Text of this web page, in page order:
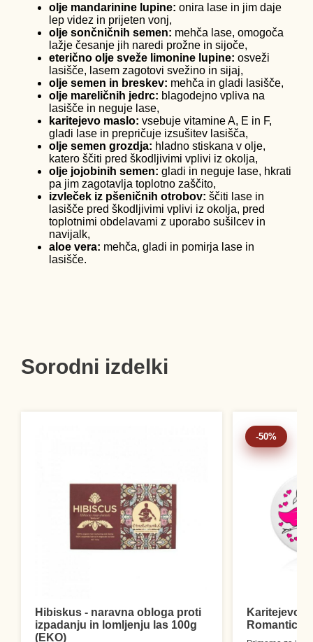
olje mandarinine lupine: onira lase in jim daje
lep videz in prijeten vonj,
olje sončničnih semen: mehča lase, omogoča
lažje česanje jih naredi prožne in sijoče,
eterično olje sveže limonine lupine: osveži
lasišče, lasem zagotovi svežino in sijaj,
olje semen in breskev: mehča in gladi lasišče,
olje mareličnih jedrc: blagodejno vpliva na
lasišče in neguje lase,
karitejevo maslo: vsebuje vitamine A, E in F,
gladi lase in prepričuje izsušitev lasišča,
olje semen grozdja: hladno stiskana v olje,
katero ščiti pred škodljivimi vplivi iz okolja,
olje jojobinih semen: gladi in neguje lase, hkrati
pa jim zagotavlja toplotno zaščito,
izvleček iz pšeničnih otrobov: ščiti lase in
lasišče pred škodljivimi vplivi iz okolja, pred
toplotnimi obdelavami z uporabo sušilcev in
navijalk,
aloe vera: mehča, gladi in pomirja lase in
lasišče.
Sorodni izdelki
Hibiskus - naravna obloga proti
izpadanju in lomljenju las 100g
(EKO)
-50%
Karitejevo
Romantic